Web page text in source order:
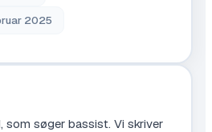
2025
som søger bassist. Vi skriver